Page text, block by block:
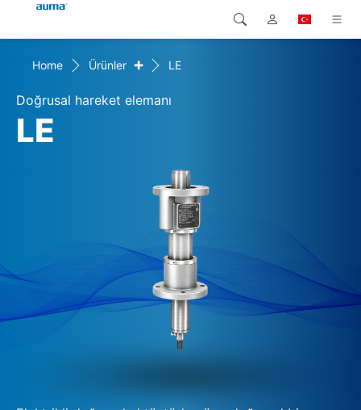
Ürünler
Çözümler
İrtibat kurulacak kişi
Global
Avrupa
Kuzey Amerika
Arama
Home Ürünler + LE
Doğrusal hareket elemanı
LE